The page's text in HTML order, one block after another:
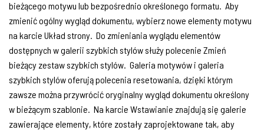
bieżącego motywu lub bezpośrednio określonego formatu. Aby
zmienić ogólny wygląd dokumentu, wybierz nowe elementy motywu
na karcie Układ strony. Do zmieniania wyglądu elementów
dostępnych w galerii szybkich stylów służy polecenie Zmień
bieżący zestaw szybkich stylów. Galeria motywów i galeria
szybkich stylów oferują polecenia resetowania, dzięki którym
zawsze można przywrócić oryginalny wygląd dokumentu określony
w bieżącym szablonie. Na karcie Wstawianie znajdują się galerie
zawierające elementy, które zostały zaprojektowane tak, aby